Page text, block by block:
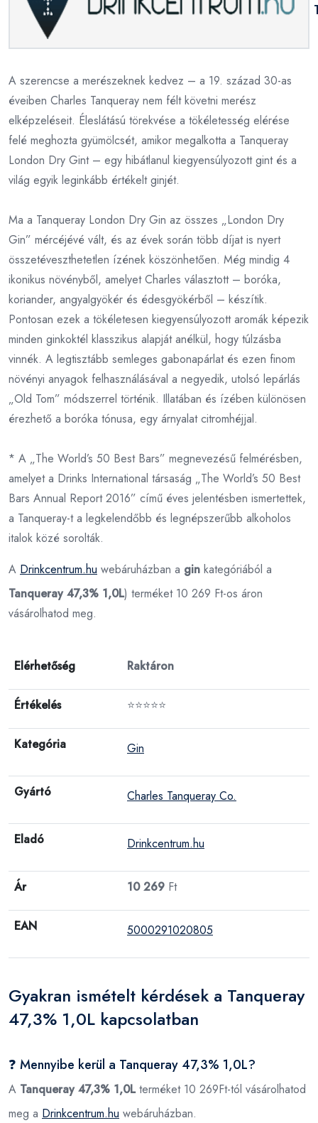
A szerencse a merészeknek kedvez – a 19. század 30-as
éveiben Charles Tanqueray nem félt követni merész
elképzeléseit. Éleslátású törekvése a tökéletesség elérése
felé meghozta gyümölcsét, amikor megalkotta a Tanqueray
London Dry Gint – egy hibátlanul kiegyensúlyozott gint és a
világ egyik leginkább értékelt ginjét.
Ma a Tanqueray London Dry Gin az összes „London Dry
Gin” mércéjévé vált, és az évek során több díjat is nyert
összetéveszthetetlen ízének köszönhetően. Még mindig 4
ikonikus növényből, amelyet Charles választott – boróka,
koriander, angyalgyökér és édesgyökérből – készítik.
Pontosan ezek a tökéletesen kiegyensúlyozott aromák képezik
minden ginkoktél klasszikus alapját anélkül, hogy túlzásba
vinnék. A legtisztább semleges gabonapárlat és ezen finom
növényi anyagok felhasználásával a negyedik, utolsó lepárlás
„Old Tom” módszerrel történik. Illatában és ízében különösen
érezhető a boróka tónusa, egy árnyalat citromhéjjal.
* A „The World’s 50 Best Bars” megnevezésű felmérésben,
amelyet a Drinks International társaság „The World’s 50 Best
Bars Annual Report 2016” című éves jelentésben ismertettek,
a Tanqueray-t a legkelendőbb és legnépszerűbb alkoholos
italok közé sorolták.
A Drinkcentrum.hu webáruházban a gin kategóriából a
Tanqueray 47,3% 1,0L) terméket 10 269 Ft-os áron
vásárolhatod meg.
Elérhetőség Raktáron
Értékelés ⭐⭐⭐⭐⭐
Kategória Gin
Gyártó Charles Tanqueray Co.
Eladó Drinkcentrum.hu
Ár 10 269 Ft
EAN 5000291020805
Gyakran ismételt kérdések a Tanqueray
47,3% 1,0L kapcsolatban
❓ Mennyibe kerül a Tanqueray 47,3% 1,0L?
A Tanqueray 47,3% 1,0Lterméket 10 269Ft-tól vásárolhatod
meg a Drinkcentrum.hu webáruházban.